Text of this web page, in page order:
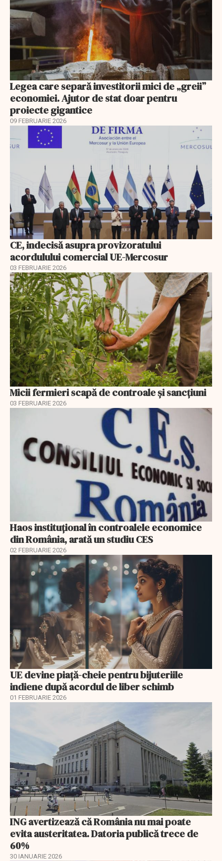
Legea care separă investitorii mici de „greii”
economiei. Ajutor de stat doar pentru
proiecte gigantice
09 FEBRUARIE 2026
CE, indecisă asupra provizoratului
acordulului comercial UE-Mercosur
03 FEBRUARIE 2026
Micii fermieri scapă de controale și sancțiuni
03 FEBRUARIE 2026
Haos instituțional în controalele economice
din România, arată un studiu CES
02 FEBRUARIE 2026
UE devine piață-cheie pentru bijuteriile
indiene după acordul de liber schimb
01 FEBRUARIE 2026
ING avertizează că România nu mai poate
evita austeritatea. Datoria publică trece de
60%
30 IANUARIE 2026